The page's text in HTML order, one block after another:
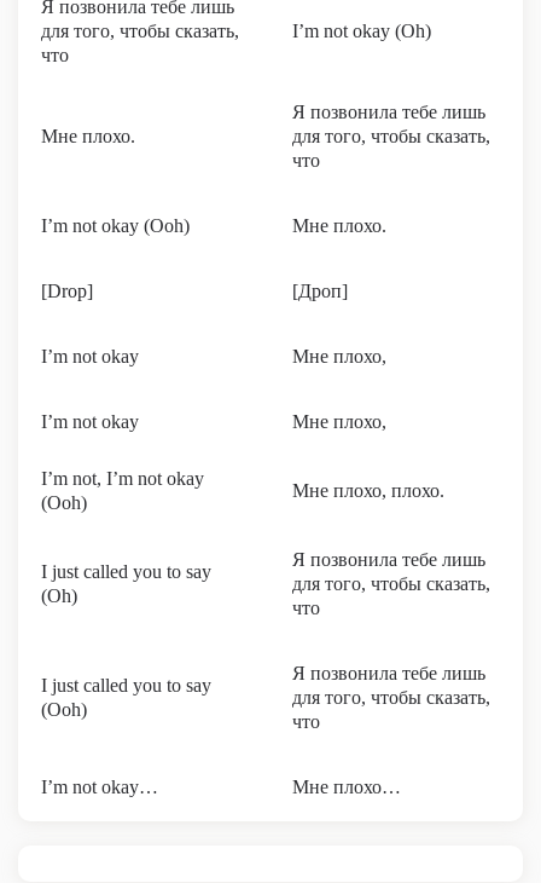
Я позвонила тебе лишь
для того, чтобы сказать,
что
I’m not okay (Oh)
Мне плохо.
Я позвонила тебе лишь
для того, чтобы сказать,
что
I’m not okay (Ooh) Мне плохо.
[Drop] [Дроп]
I’m not okay Мне плохо,
I’m not okay Мне плохо,
I’m not, I’m not okay
(Ooh)
Мне плохо, плохо.
I just called you to say
(Oh)
Я позвонила тебе лишь
для того, чтобы сказать,
что
I just called you to say
(Ooh)
Я позвонила тебе лишь
для того, чтобы сказать,
что
I’m not okay… Мне плохо…